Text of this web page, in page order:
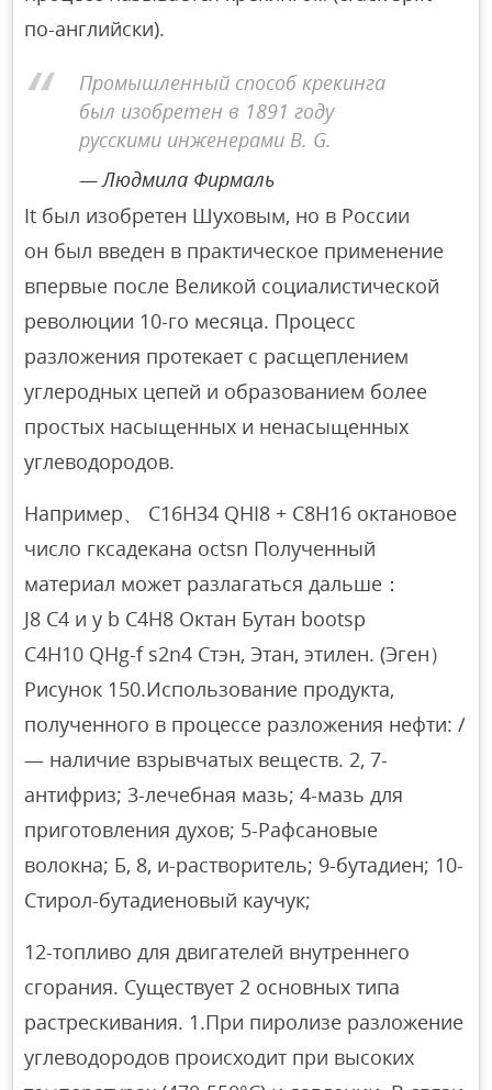
по-английски).
Промышленный способ крекинга
был изобретен в 1891 году
русскими инженерами В. G.
Людмила Фирмаль
It был изобретен Шуховым, но в России
он был введен в практическое применение
впервые после Великой социалистической
революции 10-го месяца. Процесс
разложения протекает с расщеплением
углеродных цепей и образованием более
простых насыщенных и ненасыщенных
углеводородов.
Например、 C16H34 QHI8 + C8H16 октановое
число гксадекана octsn Полученный
материал может разлагаться дальше：
J8 C4 и y b C4H8 Октан Бутан bootsp
C4H10 QHg-f s2n4 Стэн, Этан, этилен. (Эген）
Рисунок 150.Использование продукта,
полученного в процессе разложения нефти: /
— наличие взрывчатых веществ. 2, 7-
антифриз; 3-лечебная мазь; 4-мазь для
приготовления духов; 5-Рафсановые
волокна; Б, 8, и-растворитель; 9-бутадиен; 10-
Стирол-бутадиеновый каучук;
12-топливо для двигателей внутреннего
сгорания. Существует 2 основных типа
растрескивания. 1.При пиролизе разложение
углеводородов происходит при высоких